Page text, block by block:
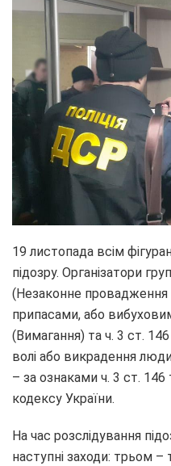
19 листопада всім
підозру. Організатори
(Незаконне провадження
припасами, або
(Вимагання) та ч. 3 ст.
волі або викрадення
– за ознаками ч. 3 ст. 146
кодексу України.
На час розслідування
наступні заходи: трьом